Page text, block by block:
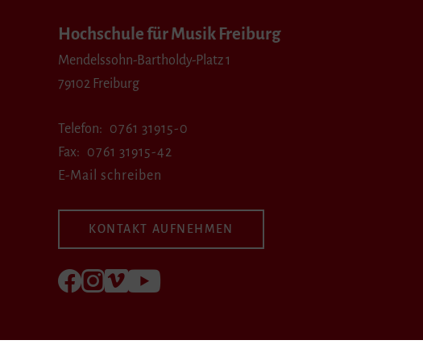
Hochschule für Musik Freiburg
Mendelssohn-Bartholdy-Platz 1
79102 Freiburg
Telefon
0761 31915-0
Fax
0761 31915-42
E-Mail schreiben
KONTAKT AUFNEHMEN
Folgen Sie uns auf Facebook
Folgen Sie uns auf Instagram
Besuchen Sie uns bei Vimeo